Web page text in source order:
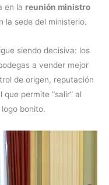
en la reunión ministro
la sede del ministerio.
siendo decisiva: los
a vender mejor
de origen, reputación
permite “salir” al
bonito.